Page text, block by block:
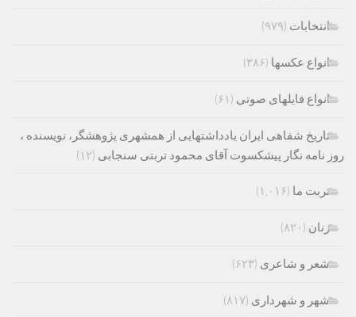
انتخابات (۹۷۹)
انواع عکسها (۳۸۶)
انواع فایلهای صوتی (۶۱)
تاریخ شفاهی ایران یادداشتهایی از همشهری پژوهشگر، نویسنده ،
روز نامه نگار پیشکسوت آقای محمود تربتی سنجابی (۱۲)
تربت ما (۱,۰۱۶)
زنان (۸۲۰)
شعر و شاعری (۶۲۳)
شهر و شهرداری (۸۱۷)